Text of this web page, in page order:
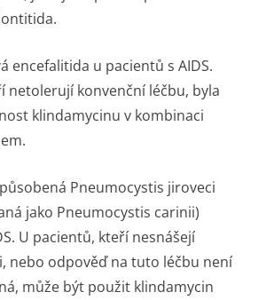
encefalitida u pacientů s AIDS.
netolerují konvenční léčbu, byla
klindamycinu v kombinaci
Pneumocystis jiroveci
jako Pneumocystis carinii)
U pacientů, kteří nesnášejí
nebo odpověď na tuto léčbu není
může být použit klindamycin